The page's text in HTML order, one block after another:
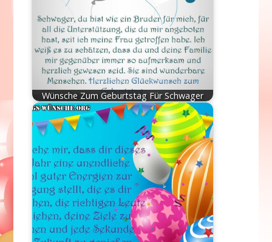
Wünsche Zum Geburtstag Für Schwager